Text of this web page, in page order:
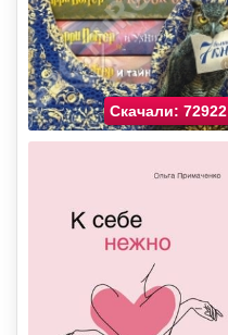
Скачали: 72922